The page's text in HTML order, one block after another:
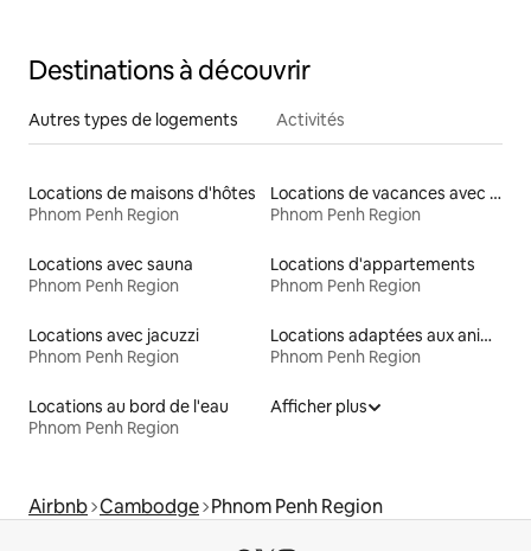
Destinations à découvrir
Autres types de logements Activités
Locations de maisons d'hôtes
Phnom Penh Region
Locations de vacances avec piscine
Phnom Penh Region
Locations avec sauna
Phnom Penh Region
Locations d'appartements
Phnom Penh Region
Locations avec jacuzzi
Phnom Penh Region
Locations adaptées aux animaux
Phnom Penh Region
Locations au bord de l'eau
Phnom Penh Region
Afficher plus
Airbnb Cambodge Phnom Penh Region